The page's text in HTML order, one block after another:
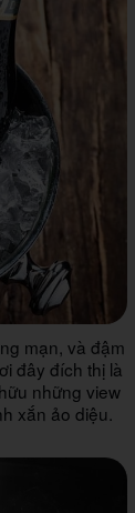
mạn, và đậm
đây đích thị là
những view
xắn ảo diệu.